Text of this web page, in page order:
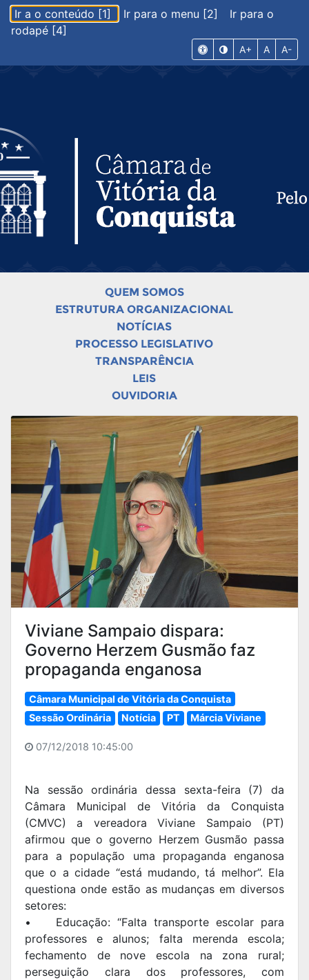
Ir a o conteúdo [1] Ir para o menu [2]
Ir para o
rodapé [4]
A+ A A-
QUEM SOMOS
ESTRUTURA ORGANIZACIONAL
NOTÍCIAS
PROCESSO LEGISLATIVO
TRANSPARÊNCIA
LEIS
OUVIDORIA
Viviane Sampaio dispara:
Governo Herzem Gusmão faz
propaganda enganosa
Câmara Municipal de Vitória da Conquista
Sessão Ordinária
Notícia PT Márcia Viviane
07/12/2018 10:45:00
Na sessão ordinária dessa sexta-feira (7) da
Câmara Municipal de Vitória da Conquista
(CMVC) a vereadora Viviane Sampaio (PT)
afirmou que o governo Herzem Gusmão passa
para a população uma propaganda enganosa
que o a cidade “está mudando, tá melhor”. Ela
questiona onde estão as mudanças em diversos
setores:
•
Educação: “Falta transporte escolar para
professores e alunos; falta merenda escola;
fechamento de nove escola na zona rural;
perseguição clara dos professores, com